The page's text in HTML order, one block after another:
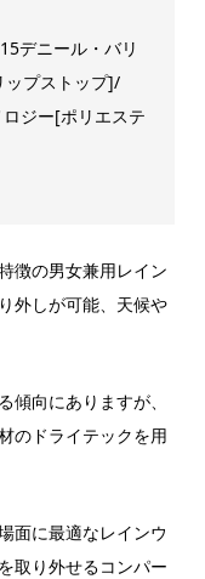
デニール・バリ
ップストップ]/
ロジー[ポリエステ
徴の男女兼用レイン
外しが可能、天候や
向にありますが、
のドライテックを用
面に最適なレインウ
取り外せるコンパー